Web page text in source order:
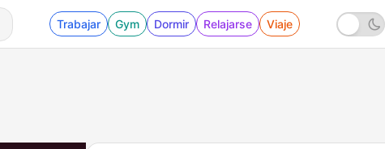
Trabajar Gym Dormir Relajarse Viaje